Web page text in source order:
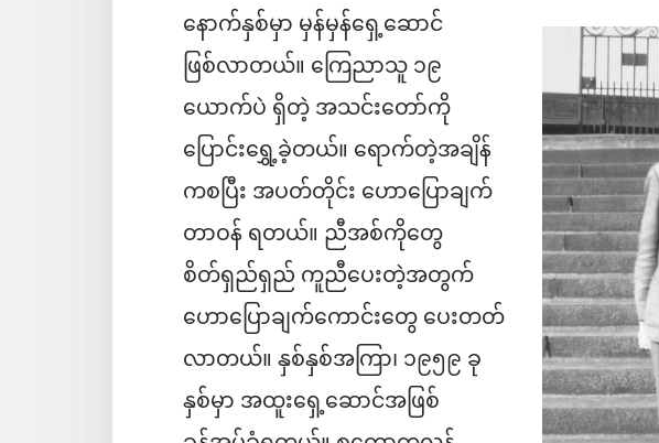
နောက်နှစ်မှာ မှန်မှန်ရှေ့ဆောင်
ဖြစ်လာတယ်။ ကြေညာသူ ၁၉
ယောက်ပဲ ရှိတဲ့ အသင်းတော်ကို
ပြောင်းရွှေ့ခဲ့တယ်။ ရောက်တဲ့အချိန်
ကစပြီး အပတ်တိုင်း ဟောပြောချက်
တာဝန် ရတယ်။ ညီအစ်ကိုတွေ
စိတ်ရှည်ရှည် ကူညီပေးတဲ့အတွက်
ဟောပြောချက်ကောင်းတွေ ပေးတတ်
လာတယ်။ နှစ်နှစ်အကြာ၊ ၁၉၅၉ ခု
နှစ်မှာ အထူးရှေ့ဆောင်အဖြစ်